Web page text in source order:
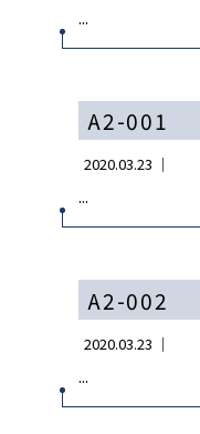
...
A2-001
2020.03.23 ｜
...
A2-002
2020.03.23 ｜
...